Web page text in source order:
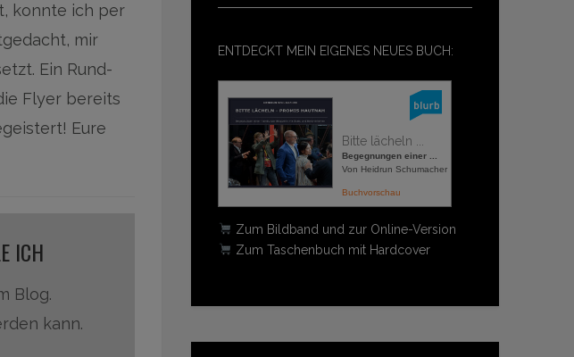
konnte ich per
mir
Ein Rund-
Flyer bereits
Eure
ICH
Blog.
kann.
ENTDECKT MEIN EIGENES NEUES BUCH:
Bitte lächeln ...
Begegnungen einer ...
Von Heidrun Schumacher
Buchvorschau
Zum Bildband und zur Online-Version
Zum Taschenbuch mit Hardcover